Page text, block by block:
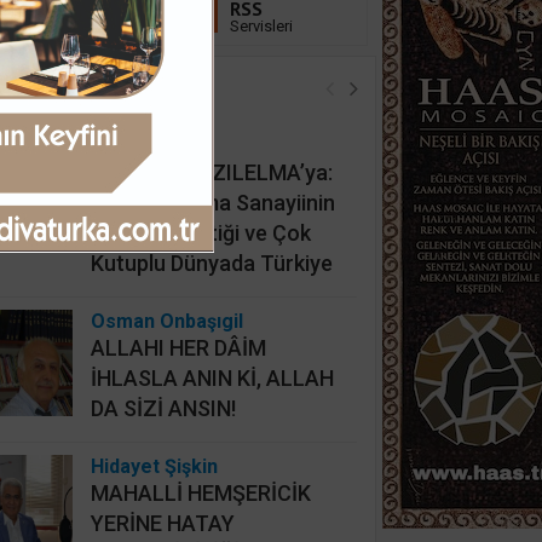
Linkedin
Takip Et
RSS
Servisleri
Yazarları
İsmail Cingöz
KAAN’dan KIZILELMA’ya:
Türk Savunma Sanayiinin
Yeni Jeopolitiği ve Çok
Kutuplu Dünyada Türkiye
Osman Onbaşıgil
ALLAHI HER DÂİM
İHLASLA ANIN Kİ, ALLAH
DA SİZİ ANSIN!
Hidayet Şişkin
MAHALLİ HEMŞERİCİK
YERİNE HATAY